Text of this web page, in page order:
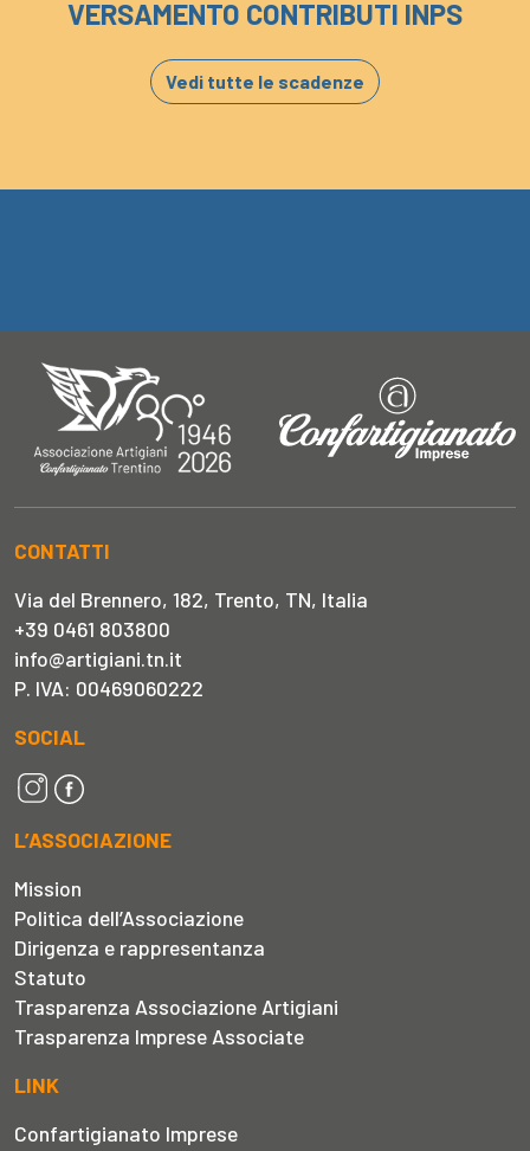
VERSAMENTO CONTRIBUTI INPS
Vedi tutte le scadenze
CONTATTI
Via del Brennero, 182, Trento, TN, Italia
+39 0461 803800
info@artigiani.tn.it
P. IVA: 00469060222
SOCIAL
L’ASSOCIAZIONE
Mission
Politica dell’Associazione
Dirigenza e rappresentanza
Statuto
Trasparenza Associazione Artigiani
Trasparenza Imprese Associate
LINK
Confartigianato Imprese